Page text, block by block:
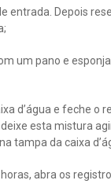
entrada. Depois
um pano e
d’água e feche o
esta mistura
tampa da caixa
abra os